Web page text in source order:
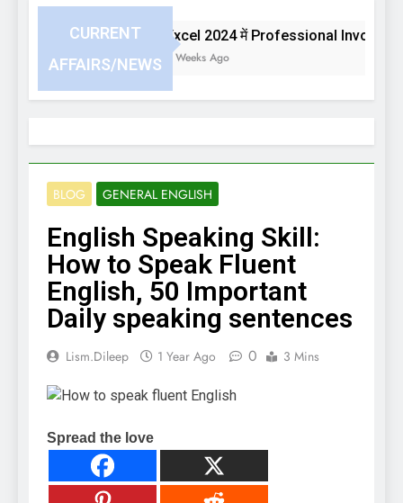
CURRENT
AFFAIRS/NEWS
Excel 2024 में Professional Invoice या
3 Weeks Ago
BLOG GENERAL ENGLISH
English Speaking Skill:
How to Speak Fluent
English, 50 Important
Daily speaking sentences
Lism.dileep 1 Year Ago 0 3 Mins
Spread the love